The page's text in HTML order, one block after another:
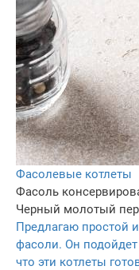
Фасолевые котлеты
Фасоль
Черный молотый
Предлагаю простой
фасоли. Он
что эти котлеты